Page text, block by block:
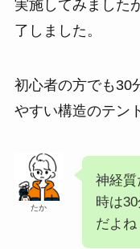
実施してみました
了しました。
初心者の方でも30
やすい構造のテン
たか
神経質
時は
だよね